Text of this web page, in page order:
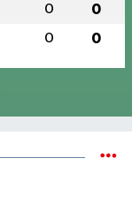
0 0
0 0